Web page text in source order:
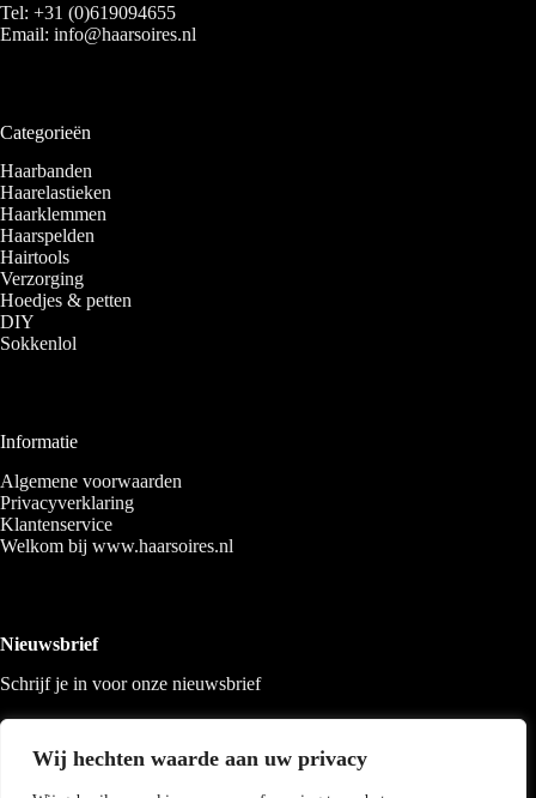
Wij hechten waarde aan uw privacy
Tel: +31 (0)619094655
Email: info@haarsoires.nl
Categorieën
Haarbanden
Haarelastieken
Haarklemmen
Haarspelden
Hairtools
Verzorging
Hoedjes & petten
DIY
Sokkenlol
Informatie
Algemene voorwaarden
Privacyverklaring
Klantenservice
Welkom bij www.haarsoires.nl
Nieuwsbrief
Schrijf je in voor onze nieuwsbrief